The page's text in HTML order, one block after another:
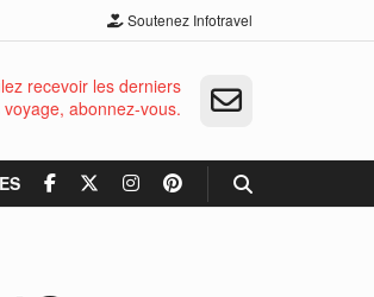
Soutenez Infotravel
recevoir les derniers
abonnez-vous.